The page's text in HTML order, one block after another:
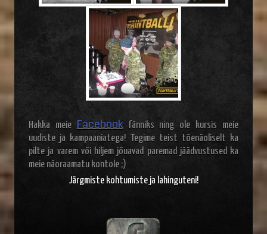
Hakka meie Facebookfänniks ning ole kursis meie
uudiste ja kampaaniatega! Tegime teist tõenäoliselt ka
pilte ja varem või hiljem jõuavad paremad jäädvustused ka
meie näoraamatu kontole ;)
Järgmiste kohtumiste ja lahinguteni!